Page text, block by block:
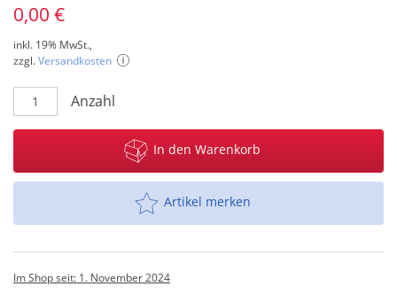
0,00 €
inkl. 19% MwSt.,
zzgl.Versandkosten
Anzahl
In den Warenkorb
Artikel merken
Im Shop seit: 1. November 2024